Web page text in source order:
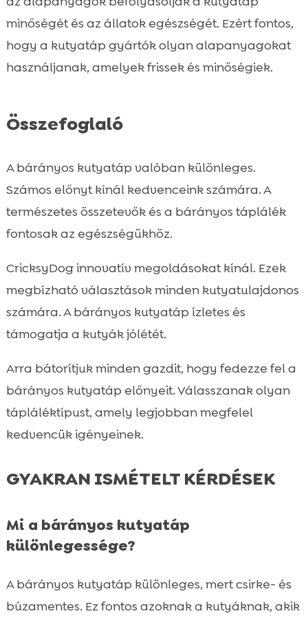
minőségét és az állatok egészségét. Ezért fontos,
hogy a kutyatáp gyártók olyan alapanyagokat
használjanak, amelyek frissek és minőségiek.
Összefoglaló
A bárányos kutyatáp valóban különleges.
Számos előnyt kínál kedvenceink számára. A
természetes összetevők és a bárányos táplálék
fontosak az egészségükhöz.
CricksyDog innovatív megoldásokat kínál. Ezek
megbízható választások minden kutyatulajdonos
számára. A bárányos kutyatáp ízletes és
támogatja a kutyák jólétét.
Arra bátorítjuk minden gazdit, hogy fedezze fel a
bárányos kutyatáp előnyeit. Válasszanak olyan
tápláléktípust, amely legjobban megfelel
kedvencük igényeinek.
GYAKRAN ISMÉTELT KÉRDÉSEK
Mi a bárányos kutyatáp
különlegessége?
A bárányos kutyatáp különleges, mert csirke- és
búzamentes. Ez fontos azoknak a kutyáknak, akik